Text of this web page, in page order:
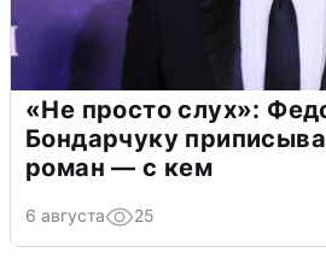
«Не просто слух»:
Бондарчуку
роман — с кем
6 августа 25